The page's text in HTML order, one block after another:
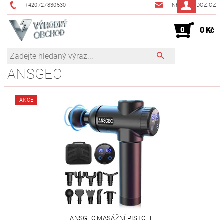
+420727830530 INFO@JMDCZ.CZ
0 0 Kč
ANSGEC
AKCE
ANSGEC MASÁŽNÍ PISTOLE